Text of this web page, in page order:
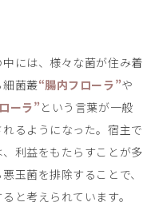
には、様々な菌が住み着
菌叢“腸内フローラ”や
ーラ”という言葉が一般
るようになった。宿主で
利益をもたらすことが多
玉菌を排除することで、
と考えられています。